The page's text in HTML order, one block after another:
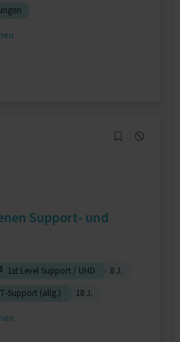
Support- und
1st Level Support / UHD
8 J.
Support (allg.) 18 J.